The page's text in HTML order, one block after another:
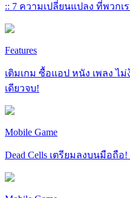
:: 7 ความเปลี่ยนแปลง ที่พวกเ
Features
เติมเกม ซื้อแอป หนัง เพลง ไ
เดียวจบ!
Mobile Game
Dead Cells เตรียมลงบนมือถื